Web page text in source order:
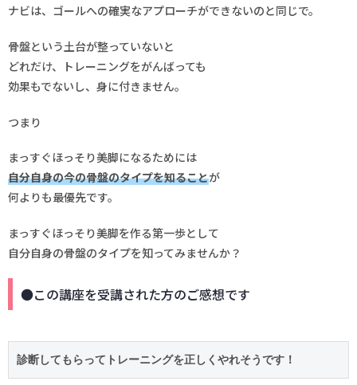
ナビは、ゴールへの確実なアプローチができないのと同じで。
骨盤という土台が整っていないと
どれだけ、トレーニングをがんばっても
効果もでないし、身に付きません。
つまり
まっすぐほっそり美脚になるためには
自分自身の今の骨盤のタイプを知ることが
何よりも最優先です。
まっすぐほっそり美脚を作る第一歩として
自分自身の骨盤のタイプを知ってみませんか？
●この講座を受講された方のご感想です
診断してもらってトレーニングを正しくやれそうです！